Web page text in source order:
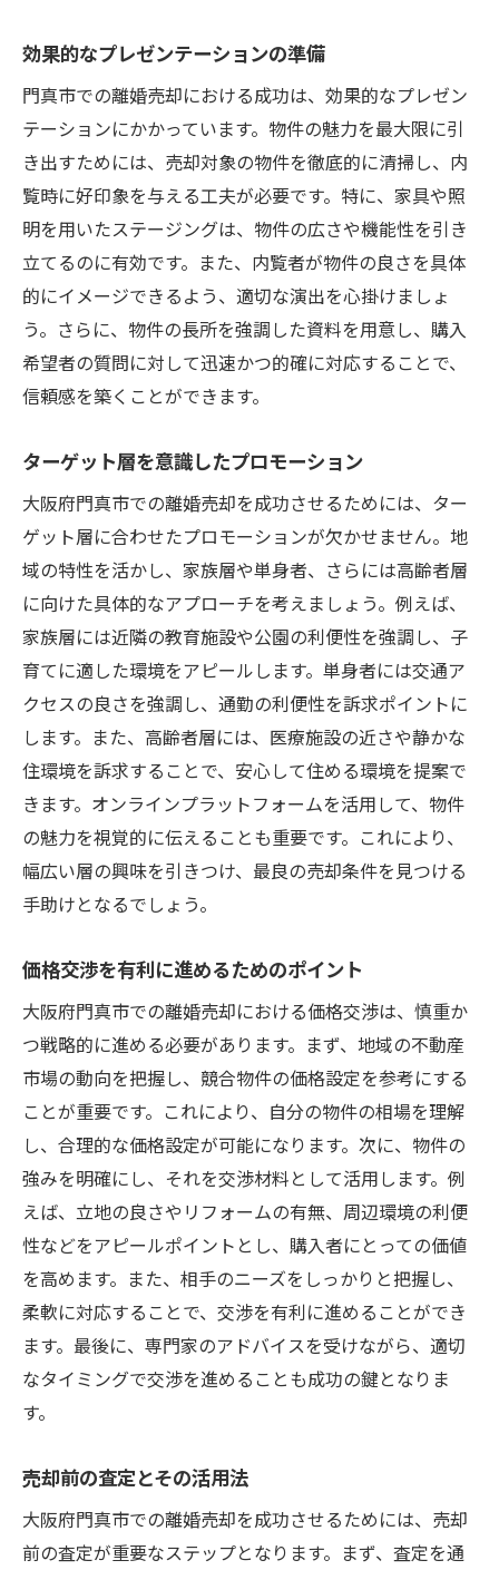
効果的なプレゼンテーションの準備
門真市での離婚売却における成功は、効果的なプレゼン
テーションにかかっています。物件の魅力を最大限に引
き出すためには、売却対象の物件を徹底的に清掃し、内
覧時に好印象を与える工夫が必要です。特に、家具や照
明を用いたステージングは、物件の広さや機能性を引き
立てるのに有効です。また、内覧者が物件の良さを具体
的にイメージできるよう、適切な演出を心掛けましょ
う。さらに、物件の長所を強調した資料を用意し、購入
希望者の質問に対して迅速かつ的確に対応することで、
信頼感を築くことができます。
ターゲット層を意識したプロモーション
大阪府門真市での離婚売却を成功させるためには、ター
ゲット層に合わせたプロモーションが欠かせません。地
域の特性を活かし、家族層や単身者、さらには高齢者層
に向けた具体的なアプローチを考えましょう。例えば、
家族層には近隣の教育施設や公園の利便性を強調し、子
育てに適した環境をアピールします。単身者には交通ア
クセスの良さを強調し、通勤の利便性を訴求ポイントに
します。また、高齢者層には、医療施設の近さや静かな
住環境を訴求することで、安心して住める環境を提案で
きます。オンラインプラットフォームを活用して、物件
の魅力を視覚的に伝えることも重要です。これにより、
幅広い層の興味を引きつけ、最良の売却条件を見つける
手助けとなるでしょう。
価格交渉を有利に進めるためのポイント
大阪府門真市での離婚売却における価格交渉は、慎重か
つ戦略的に進める必要があります。まず、地域の不動産
市場の動向を把握し、競合物件の価格設定を参考にする
ことが重要です。これにより、自分の物件の相場を理解
し、合理的な価格設定が可能になります。次に、物件の
強みを明確にし、それを交渉材料として活用します。例
えば、立地の良さやリフォームの有無、周辺環境の利便
性などをアピールポイントとし、購入者にとっての価値
を高めます。また、相手のニーズをしっかりと把握し、
柔軟に対応することで、交渉を有利に進めることができ
ます。最後に、専門家のアドバイスを受けながら、適切
なタイミングで交渉を進めることも成功の鍵となりま
す。
売却前の査定とその活用法
大阪府門真市での離婚売却を成功させるためには、売却
前の査定が重要なステップとなります。まず、査定を通